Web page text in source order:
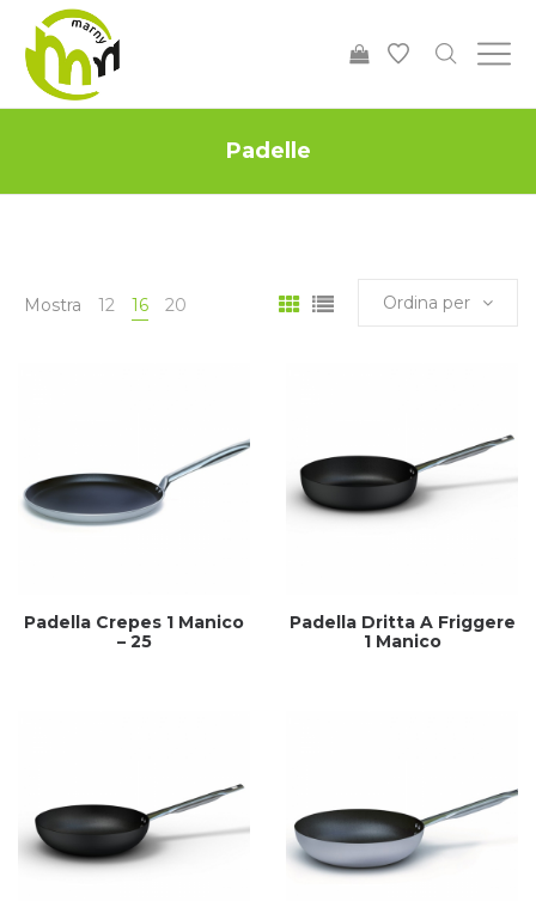
Padelle
Mostra 12 16 20 Ordina per
Padella Crepes 1 Manico
– 25
Padella Dritta A Friggere
1 Manico